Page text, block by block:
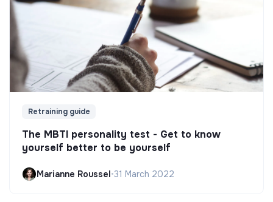
Retraining guide
The MBTI personality test - Get to know
yourself better to be yourself
Marianne Roussel•31 March 2022